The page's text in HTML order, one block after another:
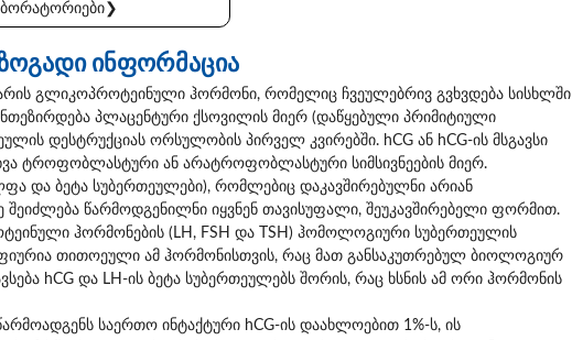
ინფორმაცია
გლიკოპროტეინული ჰორმონი, რომელიც ჩვეულებრივ გვხვდება სისხლში
პლაცენტური ქსოვილის მიერ (დაწყებული პრიმიტიული
დესტრუქციას ორსულობის პირველ კვირებში. hCG ან hCG-ის მსგავსი
ტროფობლასტური ან არატროფობლასტური სიმსივნეების მიერ.
და ბეტა სუბერთეულები), რომლებიც დაკავშირებულნი არიან
შეიძლება წარმოდგენილნი იყვნენ თავისუფალი, შეუკავშირებელი ფორმით.
ჰორმონების (LH, FSH და TSH) ჰომოლოგიური სუბერთეულის
თითოეული ამ ჰორმონისთვის, რაც მათ განსაკუთრებულ ბიოლოგიურ
hCG და LH-ის ბეტა სუბერთეულებს შორის, რაც ხსნის ამ ორი ჰორმონის
საერთო ინტაქტური hCG-ის დაახლოებით 1%-ს, ის